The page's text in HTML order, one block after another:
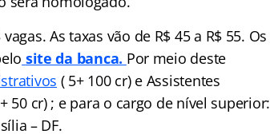
As taxas vão de R$ 45 a R$ 55. Os
site da banca. Por meio deste
( 5+ 100 cr) e Assistentes
50 cr) ; e para o cargo de nível superior:
– DF.